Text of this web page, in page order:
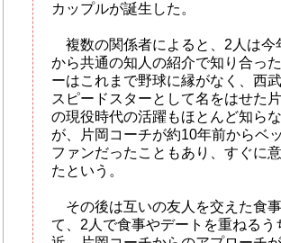
カップルが誕生した。
複数の関係者によると、2人は今
から共通の知人の紹介で知り合っ
ーはこれまで野球に縁がなく、西
スピードスターとして名をはせた
の現役時代の活躍もほとんど知ら
が、片岡コーチが約10年前からベ
ファンだったこともあり、すぐに
たという。
その後は互いの友人を交えた食
て、2人で食事やデートを重ねるう